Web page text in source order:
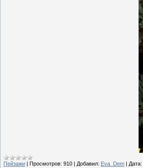
Пейзажи | Просмотров: 910 | Добавил: Eva_Dem | Дата: